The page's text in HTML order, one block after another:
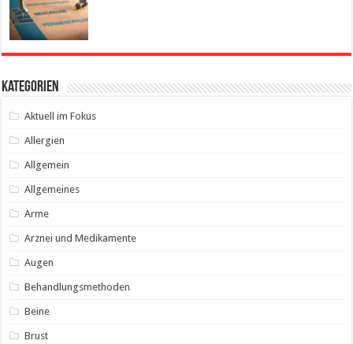
Kategorien
Aktuell im Fokus
Allergien
Allgemein
Allgemeines
Arme
Arznei und Medikamente
Augen
Behandlungsmethoden
Beine
Brust